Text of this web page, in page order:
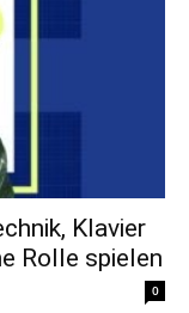
Klavier
Rolle spielen
0